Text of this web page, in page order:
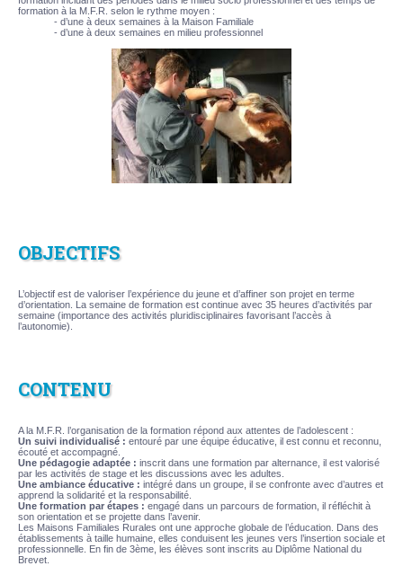
formation à la M.F.R. selon le rythme moyen :
- d’une à deux semaines à la Maison Familiale
- d’une à deux semaines en milieu professionnel
OBJECTIFS
L’objectif est de valoriser l’expérience du jeune et d’affiner son projet en terme
d’orientation. La semaine de formation est continue avec 35 heures d’activités par
semaine (importance des activités pluridisciplinaires favorisant l’accès à
l’autonomie).
CONTENU
A la M.F.R. l’organisation de la formation répond aux attentes de l’adolescent :
Un suivi individualisé : entouré par une équipe éducative, il est connu et reconnu,
écouté et accompagné.
Une pédagogie adaptée : inscrit dans une formation par alternance, il est valorisé
par les activités de stage et les discussions avec les adultes.
Une ambiance éducative : intégré dans un groupe, il se confronte avec d’autres et
apprend la solidarité et la responsabilité.
Une formation par étapes : engagé dans un parcours de formation, il réfléchit à
son orientation et se projette dans l’avenir.
Les Maisons Familiales Rurales ont une approche globale de l’éducation. Dans des
établissements à taille humaine, elles conduisent les jeunes vers l’insertion sociale et
professionnelle. En fin de 3ème, les élèves sont inscrits au Diplôme National du
Brevet.